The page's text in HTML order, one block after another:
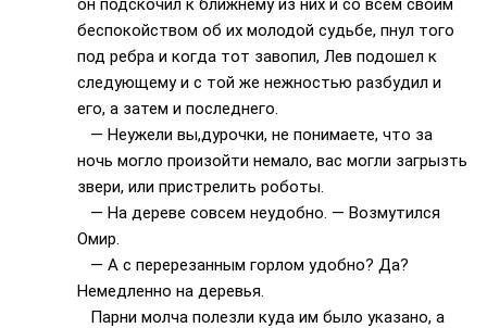
он подскочил к ближнему из них и со всем своим
беспокойством об их молодой судьбе, пнул того
под ребра и когда тот завопил, Лев подошел к
следующему и с той же нежностью разбудил и
его, а затем и последнего.
— Неужели вы,дурочки, не понимаете, что за
ночь могло произойти немало, вас могли загрызть
звери, или пристрелить роботы.
— На дереве совсем неудобно. — Возмутился
Омир.
— А с перерезанным горлом удобно? Да?
Немедленно на деревья.
Парни молча полезли куда им было указано, а